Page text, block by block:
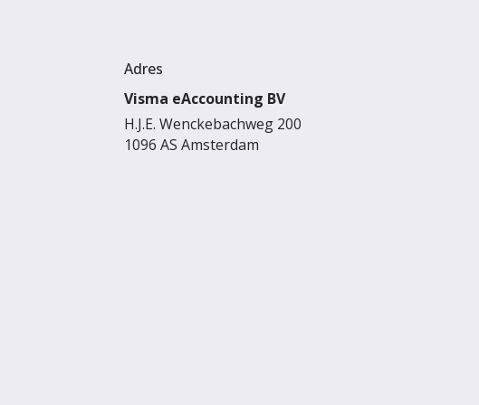
Adres
Visma eAccounting BV
H.J.E. Wenckebachweg 200
1096 AS Amsterdam